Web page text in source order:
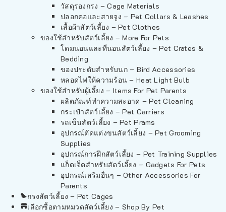
วัสดุรองกรง – Cage Materials
ปลอกคอและสายจูง – Pet Collars & Leashes
เสื้อผ้าสัตว์เลี้ยง – Pet Clothes
ของใช้สำหรับสัตว์เลี้ยง – More For Pets
โดมนอนและที่นอนสัตว์เลี้ยง – Pet Crates &
Bedding
ของประดับสำหรับนก – Bird Accessories
หลอดไฟให้ความร้อน – Heat Light Bulb
ของใช้สำหรับผู้เลี้ยง – Items For Pet Parents
ผลิตภัณฑ์ทำความสะอาด – Pet Cleaning
กระเป๋าสัตว์เลี้ยง – Pet Carriers
รถเข็นสัตว์เลี้ยง – Pet Prams
อุปกรณ์ตัดแต่งขนสัตว์เลี้ยง – Pet Grooming
Supplies
อุปกรณ์การฝึกสัตว์เลี้ยง – Pet Training Supplies
แก็ดเจ็ตสำหรับสัตว์เลี้ยง – Gadgets For Pets
อุปกรณ์เสริมอื่นๆ – Other Accessories For
Parents
กรงสัตว์เลี้ยง – Pet Cages
เลือกซื้อตามหมวดสัตว์เลี้ยง – Shop By Pet